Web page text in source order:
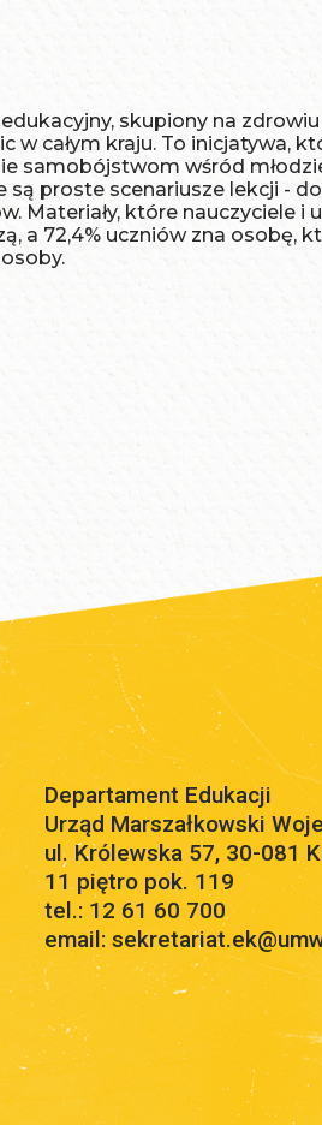
skupiony na
w całym kraju. To inicjatywa,
samobójstwom wśród
proste scenariusze lekcji -
Materiały, które nauczyciele
a 72,4% uczniów zna osobę,
Departament Edukacji
Urząd Marszałkowski
ul. Królewska 57, 30-081
11 piętro pok. 119
tel.: 12 61 60 700
email: